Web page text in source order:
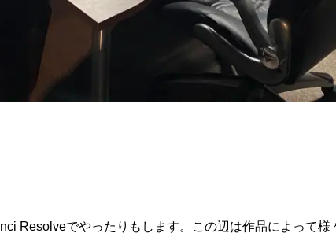
Resolveでやったりもします。この辺は作品によって様